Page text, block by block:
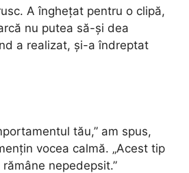
A înghețat pentru o clipă,
nu putea să-și dea
a realizat, și-a îndreptat
tău,” am spus,
vocea calmă. „Acest tip
nepedepsit.”